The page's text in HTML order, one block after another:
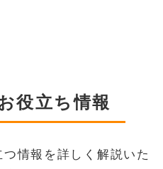
役立ち情報
情報を詳しく解説いた